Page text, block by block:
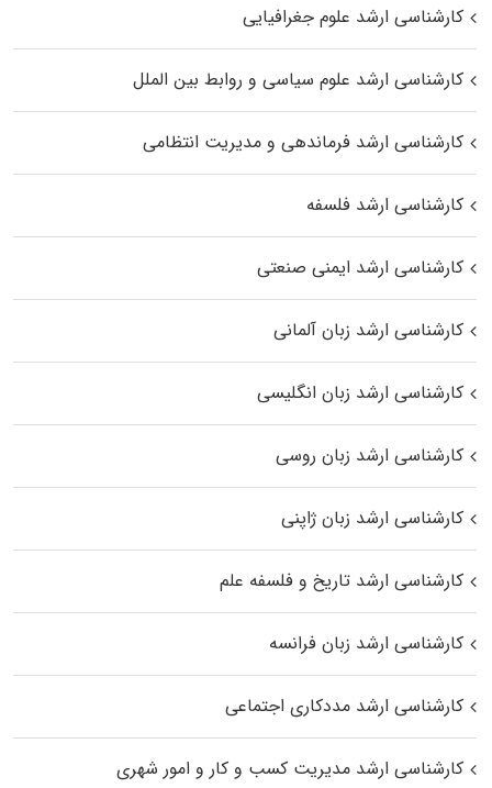
کارشناسی ارشد علوم جغرافیایی
کارشناسی ارشد علوم سیاسی و روابط بین الملل
کارشناسی ارشد فرماندهی و مدیریت انتظامی
کارشناسی ارشد فلسفه
کارشناسی ارشد ایمنی صنعتی
کارشناسی ارشد زبان آلمانی
کارشناسی ارشد زبان انگلیسی
کارشناسی ارشد زبان روسی
کارشناسی ارشد زبان ژاپنی
کارشناسی ارشد تاریخ و فلسفه علم
کارشناسی ارشد زبان فرانسه
کارشناسی ارشد مددکاری اجتماعی
کارشناسی ارشد مدیریت کسب و کار و امور شهری